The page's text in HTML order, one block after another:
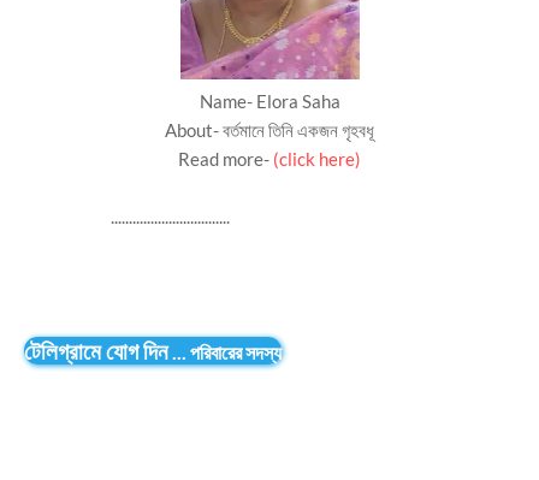
Name- Elora Saha
About- বর্তমানে তিনি একজন গৃহবধূ
Read more- (click here)
.................................
টেলিগ্রামে যোগ দিন... পরিবারের সদস্য